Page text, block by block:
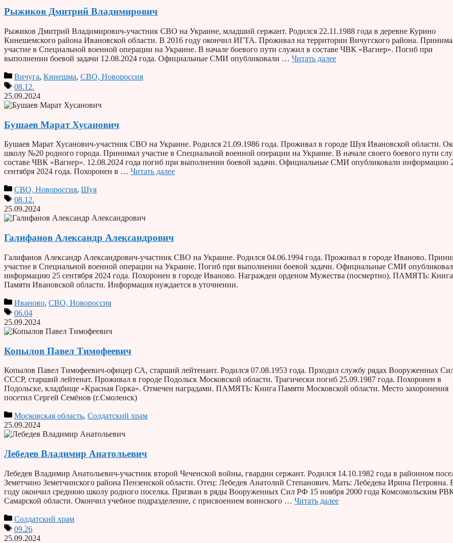
Рыжиков Дмитрий Владимирович
Рыжиков Дмитрий Владимирович-участник СВО на Украине, младший сержант. Родился 22.11.1988 года в деревне Курино
Кинешемского района Ивановской области. В 2016 году окончил ИГТА. Проживал на территории Вичугского района.
участие в Специальной военной операции на Украине. В начале боевого пути служил в составе ЧВК «Вагнер». Погиб при
выполнении боевой задачи 12.08.2024 года. Официальные СМИ опубликовали … Читать далее
Вичуга, Кинешма, СВО, Новороссия
08.12.
25.09.2024
Бушаев Марат Хусанович
Бушаев Марат Хусанович-участник СВО на Украине. Родился 21.09.1986 года. Проживал в городе Шуя Ивановской области.
школу №20 родного города. Принимал участие в Специальной военной операции на Украине. В начале своего боевого пути
составе ЧВК «Вагнер». 12.08.2024 года погиб при выполнении боевой задачи. Официальные СМИ опубликовали информацию
сентября 2024 года. Похоронен в … Читать далее
СВО, Новороссия, Шуя
08.12.
25.09.2024
Галифанов Александр Александрович
Галифанов Александр Александрович-участник СВО на Украине. Родился 04.06.1994 года. Проживал в городе Иваново.
участие в Специальной военной операции на Украине. Погиб при выполнении боевой задачи. Официальные СМИ
информацию 25 сентября 2024 года. Похоронен в городе Иваново. Награжден орденом Мужества (посмертно). ПАМЯТЬ: Книга
Памяти Ивановской области. Информация нуждается в уточнении.
Иваново, СВО, Новороссия
06.04
25.09.2024
Копылов Павел Тимофеевич
Копылов Павел Тимофеевич-офицер СА, старший лейтенант. Родился 07.08.1953 года. Прходил службу рядах Вооруженных
СССР, старший лейтенат. Проживал в городе Подольск Московской области. Трагически погиб 25.09.1987 года. Похоронен в
Подольске, кладбище «Красная Горка». Отмечен наградами. ПАМЯТЬ: Книга Памяти Московской области. Место захоронения
посетил Сергей Семёнов (г.Смоленск)
Московская область, Солдатский храм
25.09.2024
Лебедев Владимир Анатольевич
Лебедев Владимир Анатольевич-участник второй Чеченской войны, гвардии сержант. Родился 14.10.1982 года в районном
Земетчино Земетчинского района Пензенской области. Отец: Лебедев Анатолий Степанович. Мать: Лебедева Ирина Петровна.
году окончил среднюю школу родного поселка. Призван в ряды Вооруженных Сил РФ 15 ноября 2000 года Комсомольским
Самарской области. Окончил учебное подразделение, с присвоением воинского … Читать далее
Солдатский храм
09.26
25.09.2024